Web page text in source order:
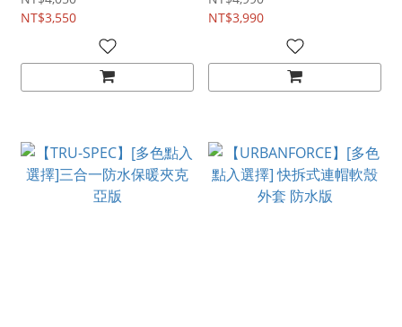
NT$3,550
NT$3,990